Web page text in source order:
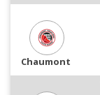
Chaumont